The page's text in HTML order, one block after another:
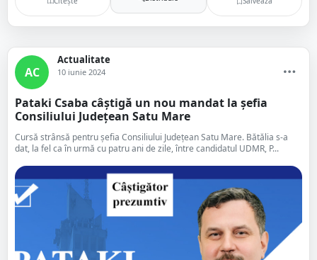
AC
Actualitate
10 iunie 2024
Pataki Csaba câștigă un nou mandat la șefia
Consiliului Județean Satu Mare
Cursă strânsă pentru șefia Consiliului Județean Satu Mare. Bătălia s-a
dat, la fel ca în urmă cu patru ani de zile, între candidatul UDMR, P...